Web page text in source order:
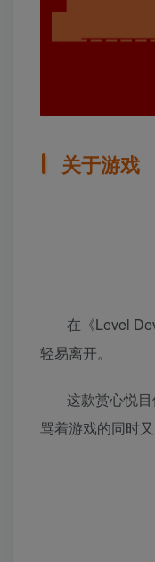
关于游戏
在《Level
轻易离开。
这款赏心悦
骂着游戏的同时又